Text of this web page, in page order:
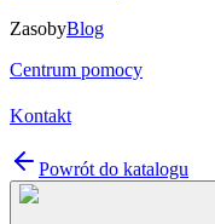
ZasobyBlog
Centrum pomocy
Kontakt
Powrót do katalogu